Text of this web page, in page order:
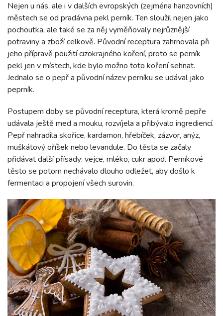
Nejen u nás, ale i v dalších evropských (zejména hanzovních)
městech se od pradávna pekl perník. Ten sloužil nejen jako
pochoutka, ale také se za něj vyměňovaly nejrůznější
potraviny a zboží celkově. Původní receptura zahrnovala při
jeho přípravě použití cizokrajného koření, proto se perník
pekl jen v místech, kde bylo možno toto koření sehnat.
Jednalo se o pepř a původní název perníku se udával jako
peprník.
Postupem doby se původní receptura, která kromě pepře
udávala ještě med a mouku, rozvíjela a přibývalo ingrediencí.
Pepř nahradila skořice, kardamon, hřebíček, zázvor, anýz,
muškátový oříšek nebo levandule. Do těsta se začaly
přidávat další přísady: vejce, mléko, cukr apod. Perníkové
těsto se potom nechávalo dlouho odležet, aby došlo k
fermentaci a propojení všech surovin.